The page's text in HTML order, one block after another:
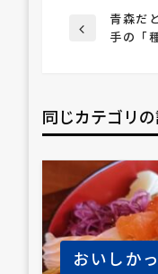
投
ナ
ビ
ゲ
前
青森だ
手の「
同じカテゴリ
おいしか